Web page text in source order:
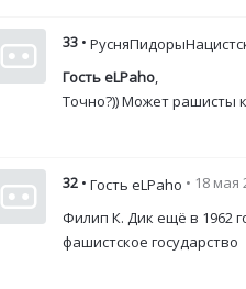
33 •
Гость eLPaho,
Точно?)) Может рашисты
32 • Гость eLPaho • 18 мая
Филип К. Дик ещё в 1962
фашистское государство